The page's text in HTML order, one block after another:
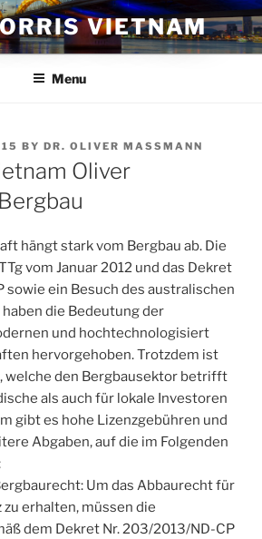
VIETNAM
Menu
BY DR. OLIVER MASSMANN
Oliver
hängt stark vom Bergbau ab. Die
vom Januar 2012 und das Dekret
sowie ein Besuch des australischen
die Bedeutung der
und hochtechnologisiert
hervorgehoben. Trotzdem ist
welche den Bergbausektor betrifft
als auch für lokale Investoren
gibt es hohe Lizenzgebühren und
Abgaben, auf die im Folgenden
Um das Abbaurecht für
erhalten, müssen die
dem Dekret Nr. 203/2013/ND-CP